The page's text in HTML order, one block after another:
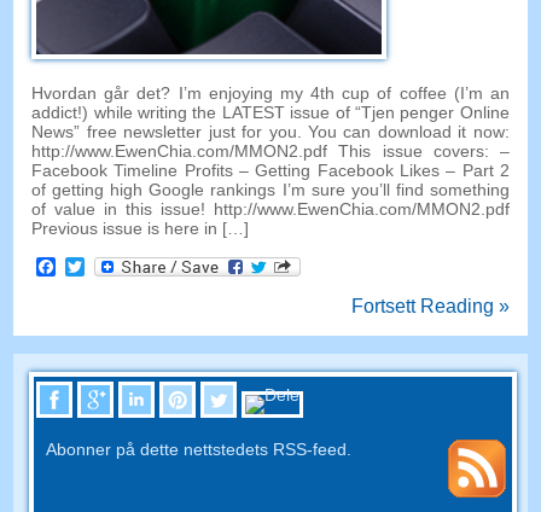
Hvordan går det? I’m enjoying my 4th cup of coffee (I’m an
addict!) while writing the LATEST issue of“Tjen penger Online
News” free newsletter just for you You can download it now:
http://www.EwenChia.com/MMON2.pdf This issue covers: –
Facebook Timeline Profits–Getting Facebook Likes– Part2
of getting high Google rankings I’m sure you’ll find something
of value in this issue! http://www.EwenChia.com/MMON2.pdf
Previous issue is here in […]
Facebook
Twitter
Fortsett Reading »
Abonner på dette nettstedets RSS-feed.